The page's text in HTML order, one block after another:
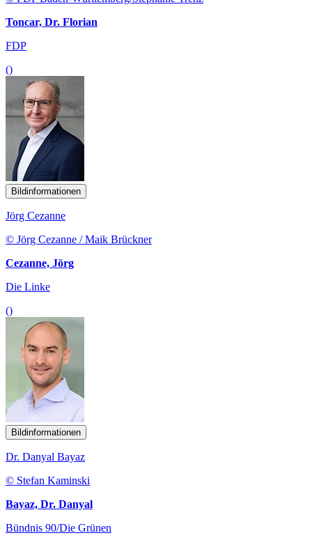
Toncar, Dr. Florian
FDP
()
Bildinformationen
Jörg Cezanne
© Jörg Cezanne / Maik Brückner
Cezanne, Jörg
Die Linke
()
Bildinformationen
Dr. Danyal Bayaz
© Stefan Kaminski
Bayaz, Dr. Danyal
Bündnis 90/Die Grünen